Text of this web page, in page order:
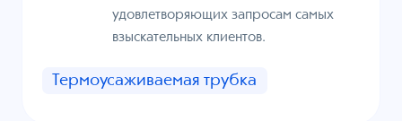
удовлетворяющих запросам самых
взыскательных клиентов.
Термоусаживаемая трубка